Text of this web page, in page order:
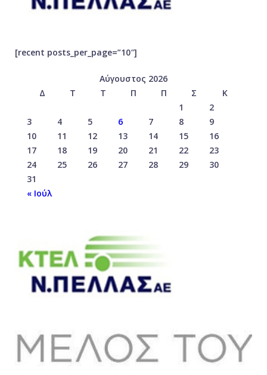
[recent posts_per_page=”10″]
Αύγουστος 2026
Δ
Τ Τ Π Π Σ
Κ
1
2
3
4 5 6 7 8
9
10
11 12 13 14 15
16
17
18 19 20 21 22
23
24
25 26 27 28 29
30
31
« Ιούλ